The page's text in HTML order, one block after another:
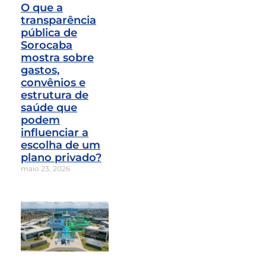
O que a
transparência
pública de
Sorocaba
mostra sobre
gastos,
convênios e
estrutura de
saúde que
podem
influenciar a
escolha de um
plano privado?
maio 23, 2026